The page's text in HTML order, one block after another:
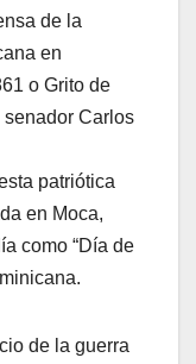
de la
en
o Grito de
senador Carlos
patriótica
en Moca,
como “Día de
de la guerra